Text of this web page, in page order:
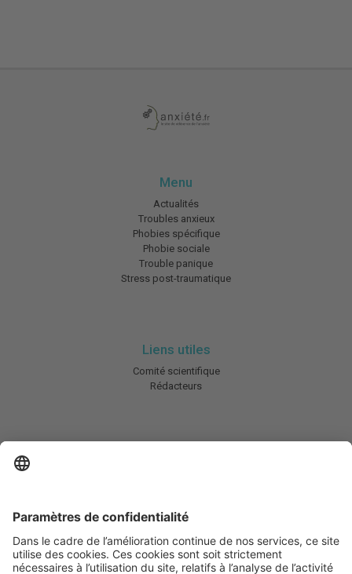
Menu
Actualités
Troubles anxieux
Phobies spécifique
Phobie sociale
Trouble panique
Stress post-traumatique
Liens utiles
Comité scientifique
Rédacteurs